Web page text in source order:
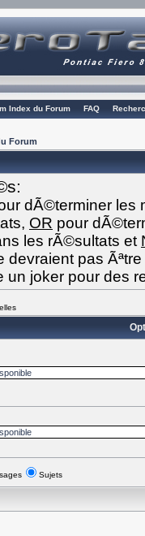
Index du Forum FAQ
Forum
dÃ©terminer les
OR pour
les rÃ©sultats et
devraient pas
un joker pour des
Sujets